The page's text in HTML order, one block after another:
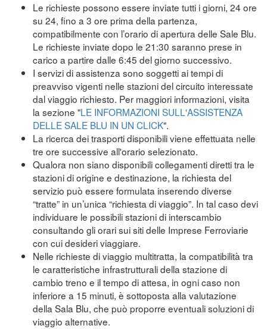
Le richieste possono essere inviate tutti i giorni, 24 ore
su 24, fino a 3 ore prima della partenza,
compatibilmente con l’orario di apertura delle Sale Blu.
Le richieste inviate dopo le 21:30 saranno prese in
carico a partire dalle 6:45 del giorno successivo.
I servizi di assistenza sono soggetti ai tempi di
preavviso vigenti nelle stazioni del circuito interessate
dal viaggio richiesto. Per maggiori informazioni, visita
la sezione "LE INFORMAZIONI SULL'ASSISTENZA
DELLE SALE BLU IN UN CLICK".
La ricerca dei trasporti disponibili viene effettuata nelle
tre ore successive all'orario selezionato.
Qualora non siano disponibili collegamenti diretti tra le
stazioni di origine e destinazione, la richiesta del
servizio può essere formulata inserendo diverse
“tratte” in un’unica “richiesta di viaggio”. In tal caso devi
individuare le possibili stazioni di interscambio
consultando gli orari sui siti delle Imprese Ferroviarie
con cui desideri viaggiare.
Nelle richieste di viaggio multitratta, la compatibilità tra
le caratteristiche infrastrutturali della stazione di
cambio treno e il tempo di attesa, in ogni caso non
inferiore a 15 minuti, è sottoposta alla valutazione
della Sala Blu, che può proporre eventuali soluzioni di
viaggio alternative.